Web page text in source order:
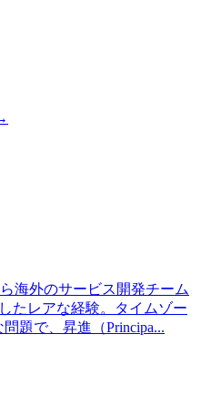
海外のサービス開発チーム
たレアな経験。タイムゾー
題で、昇進（Principa...